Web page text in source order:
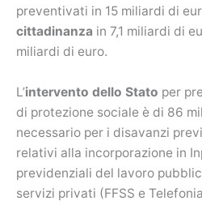
preventivati in 15 miliardi di
cittadinanza in 7,1 miliardi di
miliardi di euro.
L’intervento dello Stato per
di protezione sociale è di 86
necessario per i disavanzi
relativi alla incorporazione in
previdenziali del lavoro
servizi privati (FFSS e